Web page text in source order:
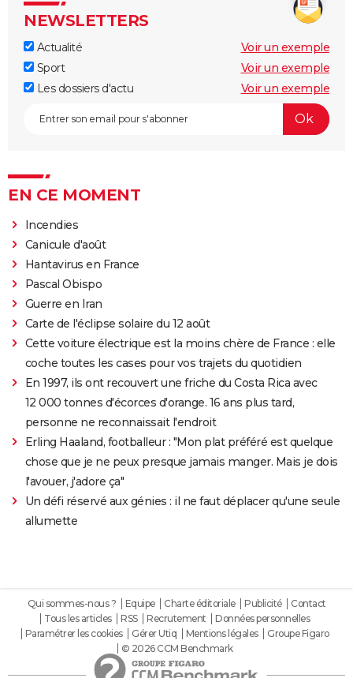
NEWSLETTERS
Actualité
Voir un exemple
Sport
Voir un exemple
Les dossiers d'actu
Voir un exemple
EN CE MOMENT
Incendies
Canicule d'août
Hantavirus en France
Pascal Obispo
Guerre en Iran
Carte de l'éclipse solaire du 12 août
Cette voiture électrique est la moins chère de France : elle
coche toutes les cases pour vos trajets du quotidien
En 1997, ils ont recouvert une friche du Costa Rica avec
12 000 tonnes d'écorces d'orange. 16 ans plus tard,
personne ne reconnaissait l'endroit
Erling Haaland, footballeur : "Mon plat préféré est quelque
chose que je ne peux presque jamais manger. Mais je dois
l'avouer, j'adore ça"
Un défi réservé aux génies : il ne faut déplacer qu'une seule
allumette
Qui sommes-nous ? Equipe Charte éditoriale Publicité
Contact
Tous les articles
RSS Recrutement
Données personnelles
Paramétrer les cookies
Gérer Utiq Mentions légales
Groupe Figaro
© 2026 CCM Benchmark